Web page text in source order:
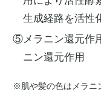
生成経路を活性
⑤メラニン還元作
ニン還元作用
※肌や髪の色はメラニ